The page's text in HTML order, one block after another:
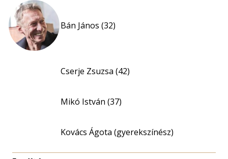
Bán János (32)
Cserje Zsuzsa (42)
Mikó István (37)
Kovács Ágota (gyerekszínész)